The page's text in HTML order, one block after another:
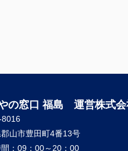
の窓口 福島 運営株式会
8016
山市豊田町4番13号
： 09：00～20：00